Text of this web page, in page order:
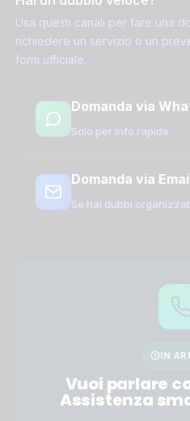
Usa questi canali per fare una
richiedere un servizio o un
form ufficiale.
Domanda via
Solo per info rapide
Domanda via
Se hai dubbi
IN
Vuoi parlare
Assistenza